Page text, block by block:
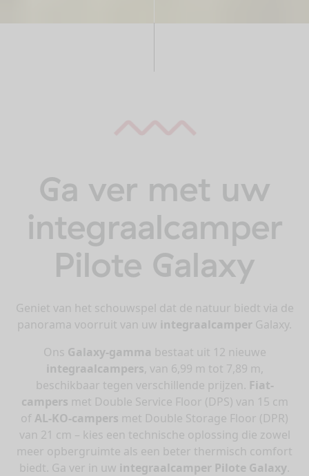
Ga ver met uw
integraalcamper
Pilote Galaxy
Geniet van het schouwspel dat de natuur biedt via de
panorama voorruit van uw integraalcamper Galaxy.
Ons Galaxy-gamma bestaat uit 12 nieuwe
integraalcampers, van 6,99 m tot 7,89 m,
beschikbaar tegen verschillende prijzen. Fiat-
campers met Double Service Floor (DPS) van 15 cm
of AL-KO-campers met Double Storage Floor (DPR)
van 21 cm – kies een technische oplossing die zowel
meer opbergruimte als een beter thermisch comfort
biedt. Ga ver in uw integraalcamper Pilote Galaxy.